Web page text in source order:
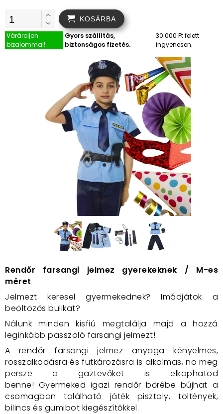
KOSÁRBA
Várároljon
bizalommal!
Gyors szállítás,
biztonságos fizetés.
30.000 Ft felett
ingyenesen.
Rendőr farsangi jelmez gyerekeknek / M-es
méret
Jelmezt keresel gyermekednek? Imádjátok a
beöltözős bulikat?
Nálunk minden kisfiú megtalálja majd a hozzá
leginkább passzoló farsangi jelmezt!
A rendőr farsangi jelmez anyaga kényelmes,
rosszalkodásra és futkározásra is alkalmas, no meg
persze a gaztevőket is elkaphatod
benne! Gyermeked igazi rendőr bőrébe bújhat a
csomagban található játék pisztoly, töltények,
bilincs és gumibot kiegészítőkkel.